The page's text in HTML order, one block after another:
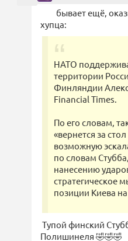
бывает ещё,
хупца:
НАТО
территории
Финляндии
Financial Times.
По его словам,
«вернется за
возможную
по словам
нанесению
стратегическое
позиции Киева
Тупой финский
Полишинеля 🤣🤣🤣